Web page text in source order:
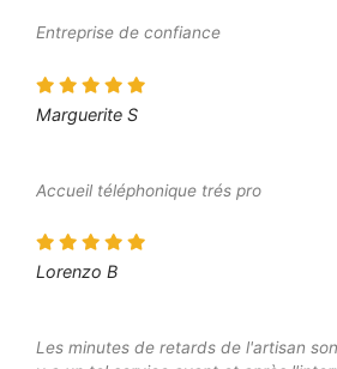
Entreprise de confiance
Marguerite S
Accueil téléphonique trés pro
Lorenzo B
Les minutes de retards de l'artisan